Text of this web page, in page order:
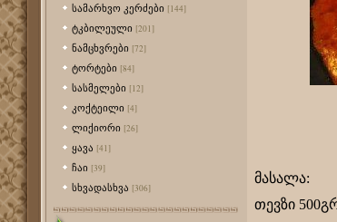
სამარხვო კერძები [144]
ტკბილეული [201]
ნამცხვრები [72]
ტორტები [84]
სასმელები [12]
კოქტეილი [4]
ლიქიორი [26]
ყავა [41]
ჩაი [39]
სხვადასხვა [306]
მასალა:
თევზი